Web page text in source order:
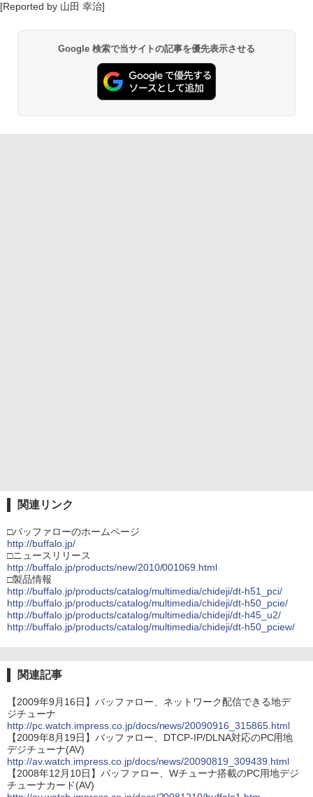
[Reported by 山田 幸治]
Google 検索で当サイトの記事を優先表示させる
関連リンク
□バッファローのホームページ
http://buffalo.jp/
□ニュースリリース
http://buffalo.jp/products/new/2010/001069.html
□製品情報
http://buffalo.jp/products/catalog/multimedia/chideji/dt-h51_pci/
http://buffalo.jp/products/catalog/multimedia/chideji/dt-h50_pcie/
http://buffalo.jp/products/catalog/multimedia/chideji/dt-h45_u2/
http://buffalo.jp/products/catalog/multimedia/chideji/dt-h50_pciew/
関連記事
【2009年9月16日】バッファロー、ネットワーク配信できる地デ
ジチューナ
http://pc.watch.impress.co.jp/docs/news/20090916_315865.html
【2009年8月19日】バッファロー、DTCP-IP/DLNA対応のPC用地
デジチューナ(AV)
http://av.watch.impress.co.jp/docs/news/20090819_309439.html
【2008年12月10日】バッファロー、Wチューナ搭載のPC用地デジ
チューナカード(AV)